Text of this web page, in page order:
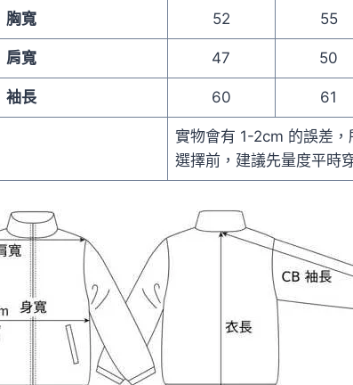
胸寬 52 55
肩寬 47 50
袖長 60 61
實物會有 1-2cm 的誤差
選擇前，建議先量度平時